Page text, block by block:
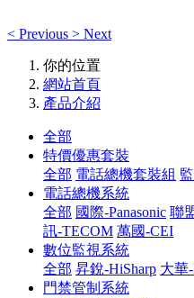
< Previous > Next
你的位置
網站首頁
產品介紹
全部
特價優惠套裝
全部 電話總機套裝組
電話總機系統
全部 國際-Panasonic 聯
訊-TECOM 萬國-CEI
數位監視系統
全部 昇銳-HiSharp 大華
門禁管制系統